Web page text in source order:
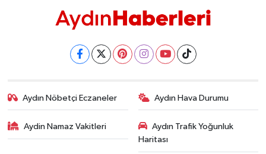
Aydın Nöbetçi Eczaneler Aydın Hava Durumu
Aydin Namaz Vakitleri
Aydın Trafik Yoğunluk
Haritası